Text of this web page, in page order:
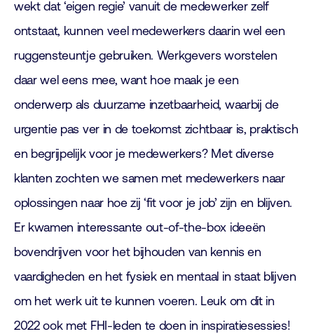
wekt dat ‘eigen regie’ vanuit de medewerker zelf
ontstaat, kunnen veel medewerkers daarin wel een
ruggensteuntje gebruiken. Werkgevers worstelen
daar wel eens mee, want hoe maak je een
onderwerp als duurzame inzetbaarheid, waarbij de
urgentie pas ver in de toekomst zichtbaar is, praktisch
en begrijpelijk voor je medewerkers? Met diverse
klanten zochten we samen met medewerkers naar
oplossingen naar hoe zij ‘fit voor je job’ zijn en blijven.
Er kwamen interessante out-of-the-box ideeën
bovendrijven voor het bijhouden van kennis en
vaardigheden en het fysiek en mentaal in staat blijven
om het werk uit te kunnen voeren. Leuk om dit in
2022 ook met FHI-leden te doen in inspiratiesessies!